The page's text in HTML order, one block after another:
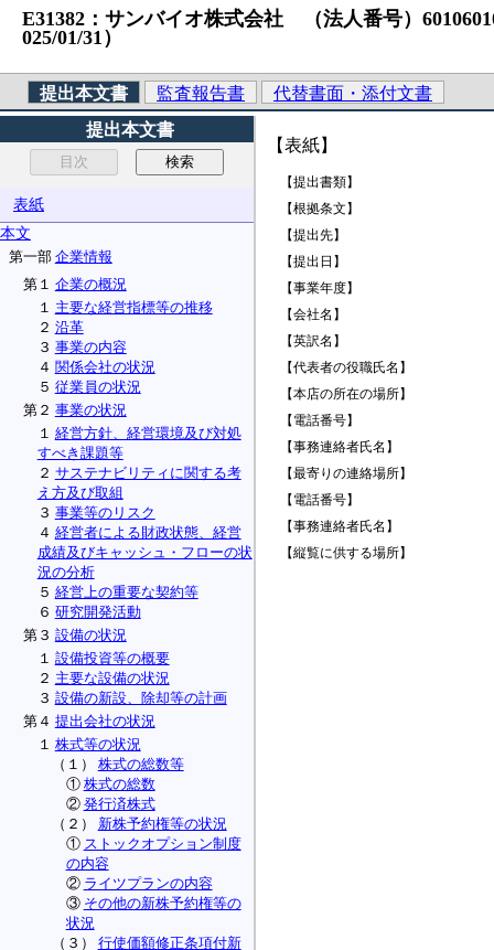
E31382：サンバイオ株式会社 （法人番号）
025/01/31）
提出本文書 監査報告書
代替書面・添付文書
提出本文書